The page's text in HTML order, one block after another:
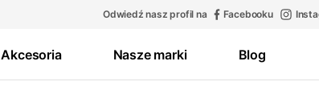
Odwiedź nasz profil na Facebooku
Akcesoria Nasze marki Blog